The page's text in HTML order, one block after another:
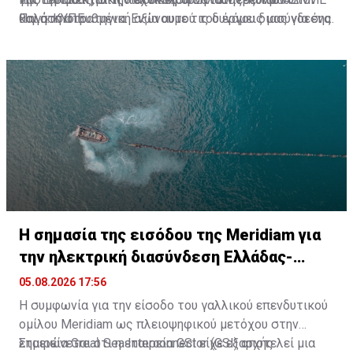
και στη στρατηγική αξία αυτού του έργου διασύνδεσης.
θαλάσσιο πυθμένα. Ενώνουμε τις δυνάμεις μας για ένα
χώρας μας», κατέληξε ο Κυριάκος Μητσοτάκης.
Πηγή: ΚΥΠΕ
H σημασία της εισόδου της Meridiam για
την ηλεκτρική διασύνδεση Ελλάδας-
Κύπρου
05.08.2026 17:56
Η συμφωνία για την είσοδο του γαλλικού επενδυτικού
ομίλου Meridiam ως πλειοψηφικού μετόχου στην
εταιρεία Great Sea Interconnector (GSI) αποτελεί μια
Σημειώνεται ότι η εταιρεία GSI είχε εξαρχής